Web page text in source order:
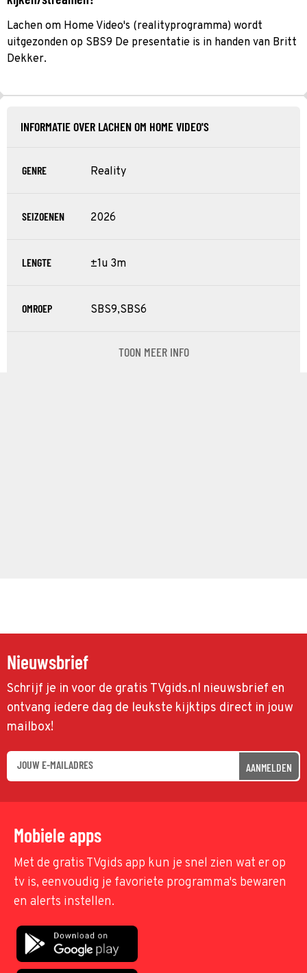
Lachen om Home Video's (realityprogramma) wordt
uitgezonden op SBS9 De presentatie is in handen van Britt
Dekker.
INFORMATIE OVER LACHEN OM HOME VIDEO'S
GENRE Reality
SEIZOENEN 2026
LENGTE ±1u 3m
OMROEP SBS9,SBS6
TOON MEER INFO
Nieuwsbrief
Schrijf je in voor de gratis TVgids.nl nieuwsbrief en
ontvang iedere dag de leukste kijktips direct in jouw
mailbox!
AANMELDEN
Mobiele apps
Met de gratis TVgids app kun je snel zien wat er op
tv is, eenvoudig je favoriete programma's bewaren
en alerts instellen.